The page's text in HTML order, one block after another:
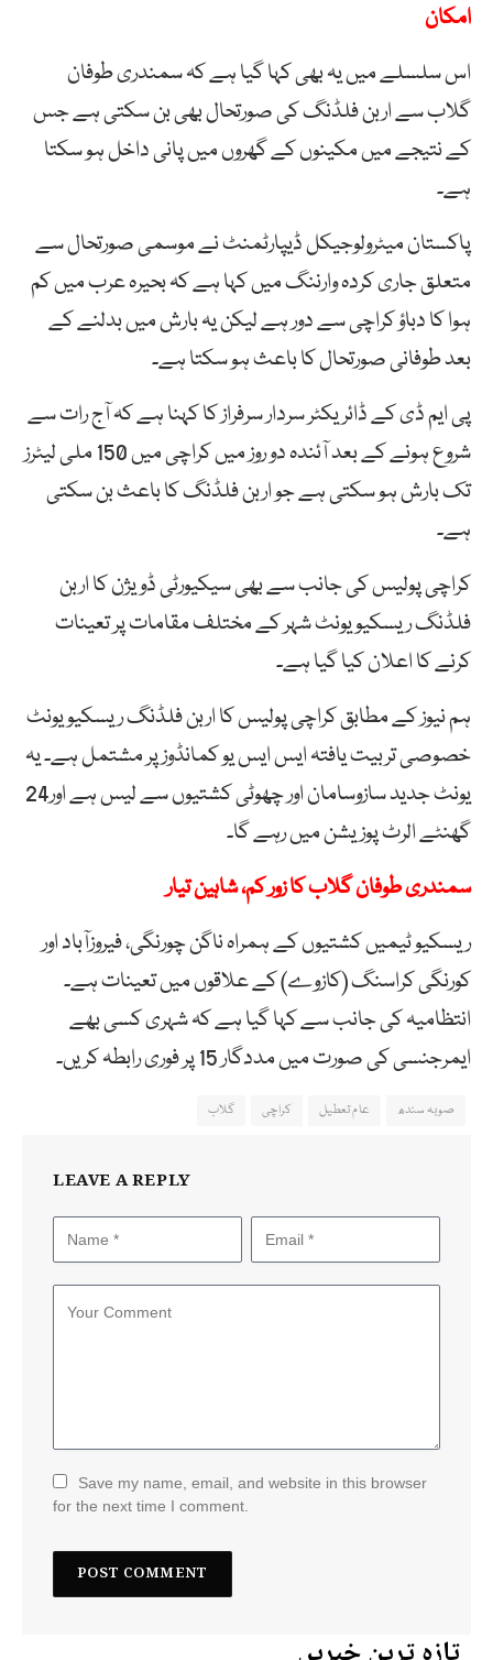
امکان
اس سلسلے میں یہ بھی کہا گیا ہے کہ سمندری طوفان
گلاب سے اربن فلڈنگ کی صورتحال بھی بن سکتی ہے جس
کے نتیجے میں مکینوں کے گھروں میں پانی داخل ہو سکتا
ہے۔
پاکستان میٹرولوجیکل ڈیپارٹمنٹ نے موسمی صورتحال سے
متعلق جاری کردہ وارننگ میں کہا ہے کہ بحیرہ عرب میں کم
ہوا کا دباؤ کراچی سے دور ہے لیکن یہ بارش میں بدلنے کے
بعد طوفانی صورتحال کا باعث ہو سکتا ہے۔
پی ایم ڈی کے ڈائریکٹر سردار سرفراز کا کہنا ہے کہ آج رات سے
شروع ہونے کے بعد آئندہ دو روز میں کراچی میں 150 ملی لیٹرز
تک بارش ہو سکتی ہے جو اربن فلڈنگ کا باعث بن سکتی
ہے۔
کراچی پولیس کی جانب سے بھی سیکیورٹی ڈویژن کا اربن
فلڈنگ ریسکیو یونٹ شہر کے مختلف مقامات پر تعینات
کرنے کا اعلان کیا گیا ہے۔
ہم نیوز کے مطابق کراچی پولیس کا اربن فلڈنگ ریسکیو یونٹ
خصوصی تربیت یافتہ ایس ایس یو کمانڈوز پر مشتمل ہے۔ یہ
گھنٹے الرٹ پوزیشن میں رہے گا۔
سمندری طوفان گلاب کا زور کم، شاہین تیار
ریسکیو ٹیمیں کشتیوں کے ہمراہ ناگن چورنگی، فیروزآباد اور
کورنگی کراسنگ (کازوے) کے علاقوں میں تعینات ہے۔
انتظامیہ کی جانب سے کہا گیا ہے کہ شہری کسی بھے
ایمرجنسی کی صورت میں مددگار 15 پر فوری رابطہ کریں۔
صوبہ سندھ عام تعطیل کراچی گلاب
LEAVE A REPLY
Save my name, email, and website in this browser
for the next time I comment.